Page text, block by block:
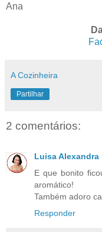
Ana
A Cozinheira
Partilhar
2 comentários:
Luisa Alexandra
E que bonito
aromático!
Também adoro
Responder